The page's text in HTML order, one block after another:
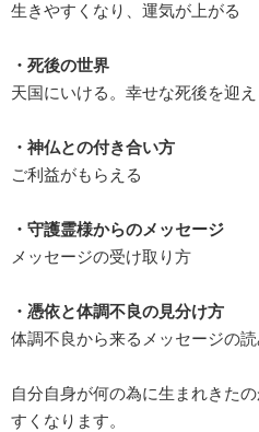
生きやすくなり、運気が上がる
・死後の世界
天国にいける。幸せな死後を迎
・神仏との付き合い方
ご利益がもらえる
・守護霊様からのメッセージ
メッセージの受け取り方
・憑依と体調不良の見分け方
体調不良から来るメッセージの
自分自身が何の為に生まれきた
すくなります。